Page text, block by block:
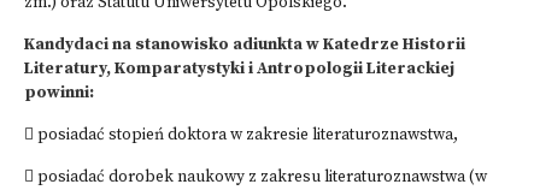
Kandydaci na stanowisko adiunkta w Katedrze Historii
Literatury, Komparatystyki i Antropologii Literackiej
powinni:
 posiadać stopień doktora w zakresie literaturoznawstwa,
 posiadać dorobek naukowy z zakresu literaturoznawstwa (w